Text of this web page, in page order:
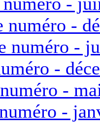
numéro -
numéro -
-
-
-